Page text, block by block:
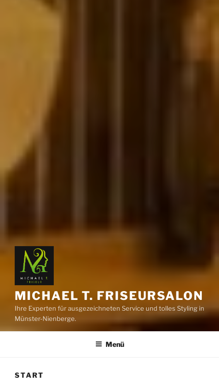
MICHAEL T. FRISEURSALON
Ihre Experten für ausgezeichneten Service und tolles Styling in
Münster-Nienberge.
Menü
START